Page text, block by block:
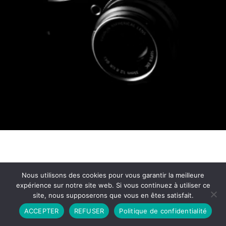
Partenariat Contact
Politique de Confidentialité
CGU
Copyright © 2026 - Propulsé par DIEUDUDIABLE
Nous utilisons des cookies pour vous garantir la meilleure
expérience sur notre site web. Si vous continuez à utiliser ce
site, nous supposerons que vous en êtes satisfait.
ACCEPTER
REFUSER Politique de confidentialité